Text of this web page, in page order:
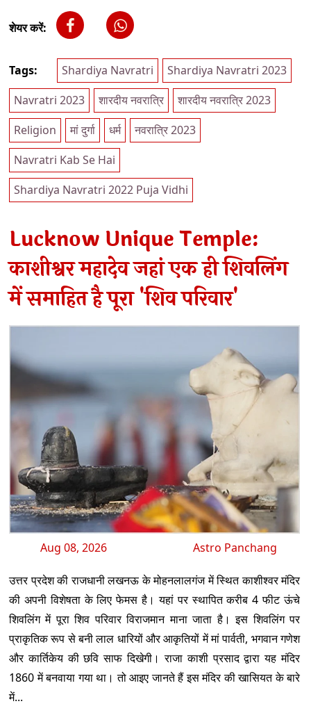
शेयर करें:
Tags: Shardiya Navratri
Shardiya Navratri 2023
Navratri 2023
शारदीय नवरात्रि
शारदीय नवरात्रि 2023
Religion
मां दुर्गा धर्म
नवरात्रि 2023
Navratri Kab Se Hai
Shardiya Navratri 2022 Puja Vidhi
Lucknow Unique Temple:
काशीश्वर महादेव जहां एक ही शिवलिंग
में समाहित है पूरा 'शिव परिवार'
Aug 08, 2026 Astro Panchang
उत्तर प्रदेश की राजधानी लखनऊ के मोहनलालगंज में स्थित काशीश्वर मंदिर
की अपनी विशेषता के लिए फेमस है। यहां पर स्थापित करीब 4 फीट ऊंचे
शिवलिंग में पूरा शिव परिवार विराजमान माना जाता है। इस शिवलिंग पर
प्राकृतिक रूप से बनी लाल धारियों और आकृतियों में मां पार्वती, भगवान गणेश
और कार्तिकेय की छवि साफ दिखेगी। राजा काशी प्रसाद द्वारा यह मंदिर
1860 में बनवाया गया था। तो आइए जानते हैं इस मंदिर की खासियत के बारे
में...